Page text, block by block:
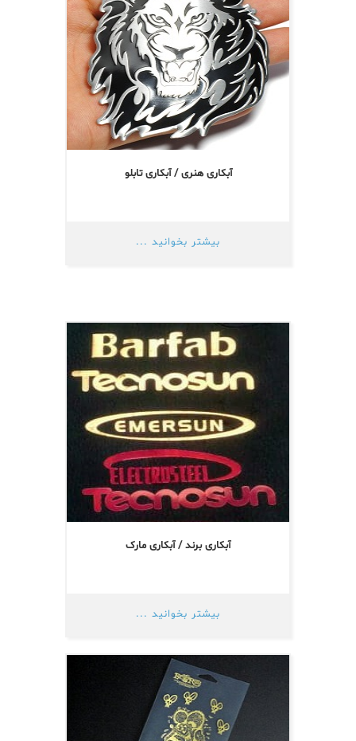
آبکاری هنری / آبکاری تابلو
بیشتر بخوانید ...
آبکاری برند / آبکاری مارک
بیشتر بخوانید ...